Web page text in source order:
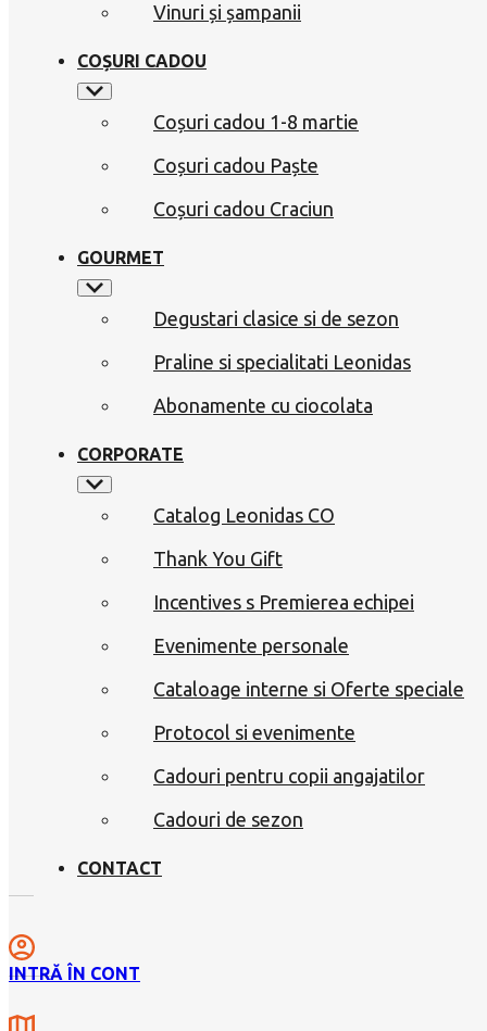
Vinuri și șampanii
COȘURI CADOU
Coșuri cadou 1-8 martie
Coșuri cadou Paște
Coșuri cadou Craciun
GOURMET
Degustari clasice si de sezon
Praline si specialitati Leonidas
Abonamente cu ciocolata
CORPORATE
Catalog Leonidas CO
Thank You Gift
Incentives s Premierea echipei
Evenimente personale
Cataloage interne si Oferte speciale
Protocol si evenimente
Cadouri pentru copii angajatilor
Cadouri de sezon
CONTACT
INTRĂ ÎN CONT